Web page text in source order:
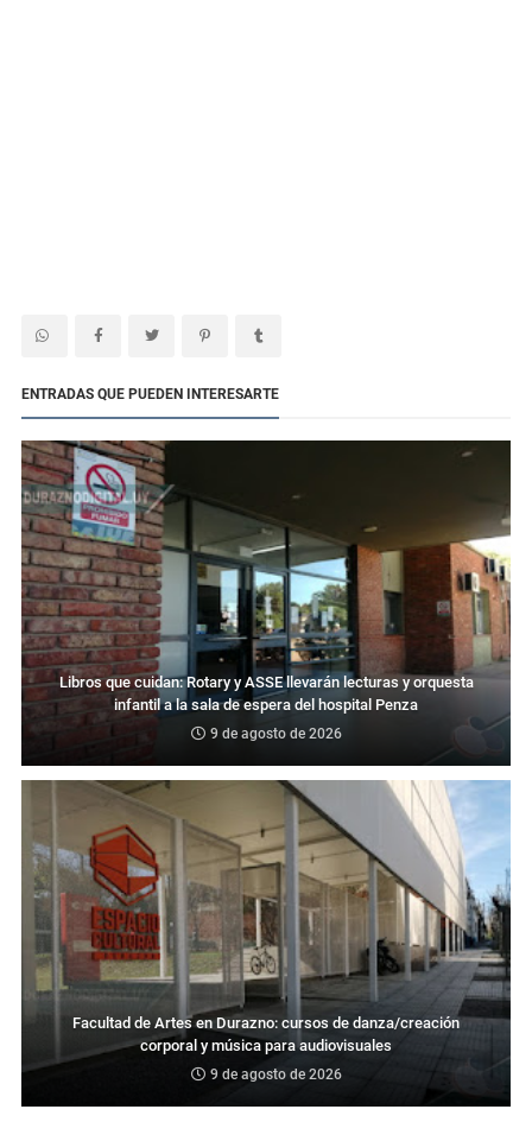
ENTRADAS QUE PUEDEN INTERESARTE
Libros que cuidan: Rotary y ASSE llevarán lecturas y orquesta
infantil a la sala de espera del hospital Penza
9 de agosto de 2026
Facultad de Artes en Durazno: cursos de danza/creación
corporal y música para audiovisuales
9 de agosto de 2026